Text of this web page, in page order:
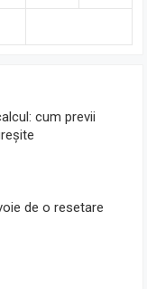
cum previi
de o resetare